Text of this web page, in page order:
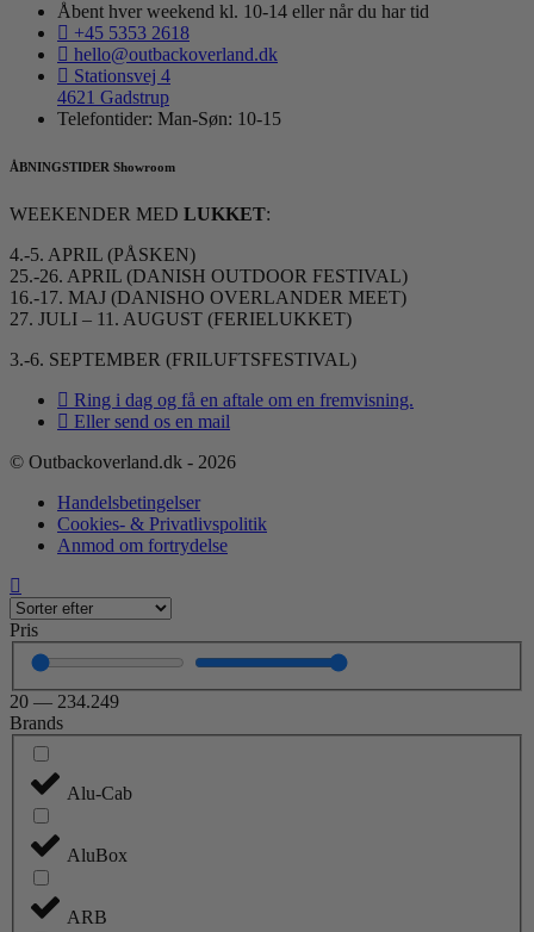
Åbent hver weekend kl. 10-14 eller når du har tid
+45 5353 2618
hello@outbackoverland.dk
Stationsvej 4
4621 Gadstrup
Telefontider: Man-Søn: 10-15
ÅBNINGSTIDER Showroom
WEEKENDER MED LUKKET:
4.-5. APRIL (PÅSKEN)
25.-26. APRIL (DANISH OUTDOOR FESTIVAL)
16.-17. MAJ (DANISHO OVERLANDER MEET)
27. JULI – 11. AUGUST (FERIELUKKET)
3.-6. SEPTEMBER (FRILUFTSFESTIVAL)
Ring i dag og få en aftale om en fremvisning.
Eller send os en mail
© Outbackoverland.dk - 2026
Handelsbetingelser
Cookies- & Privatlivspolitik
Anmod om fortrydelse
Pris
20 — 234.249
Brands
Alu-Cab
AluBox
ARB